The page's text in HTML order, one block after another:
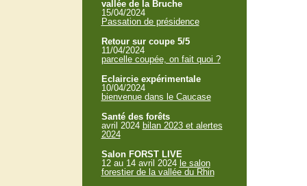
vallée de la Bruche
15/04/2024
Passation de présidence
Retour sur coupe 5/5
11/04/2024
parcelle coupée, on fait quoi ?
Eclaircie expérimentale
10/04/2024
bienvenue dans le Caucase
Santé des forêts
avril 2024 bilan 2023 et alertes
2024
Salon FORST LIVE
12 au 14 avril 2024 le salon
forestier de la vallée du Rhin